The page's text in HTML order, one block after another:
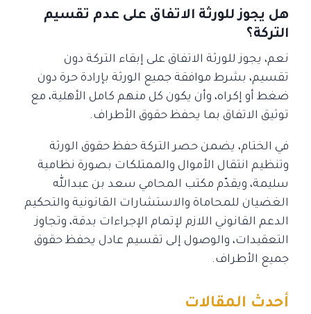
هل يجوز للورثة الاتفاق على عدم تقسيم
التركة؟
نعم، يجوز للورثة الاتفاق على إبقاء التركة دون
تقسيم، بشرط موافقة جميع الورثة بإرادة حرة دون
ضغط أو إكراه، وأن يكون كل منهم كامل الأهلية، مع
توثيق الاتفاق بما يحفظ حقوق الأطراف.
في الختام، يضمن حصر التركة حفظ حقوق الورثة
وتنظيم انتقال الأموال والممتلكات بصورة نظامية
سليمة، ويقدّم مكتب المحامي سعد بن عبدالله
الغضيان للمحاماة والاستشارات القانونية والتحكيم
الدعم القانوني اللازم لإتمام الإجراءات بدقة، وتجاوز
التعقيدات، والوصول إلى تقسيم عادل يحفظ حقوق
جميع الأطراف.
أحدث المقالات